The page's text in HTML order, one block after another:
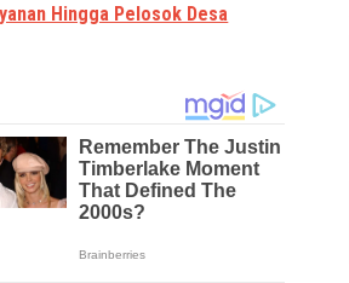
Hingga Pelosok Desa